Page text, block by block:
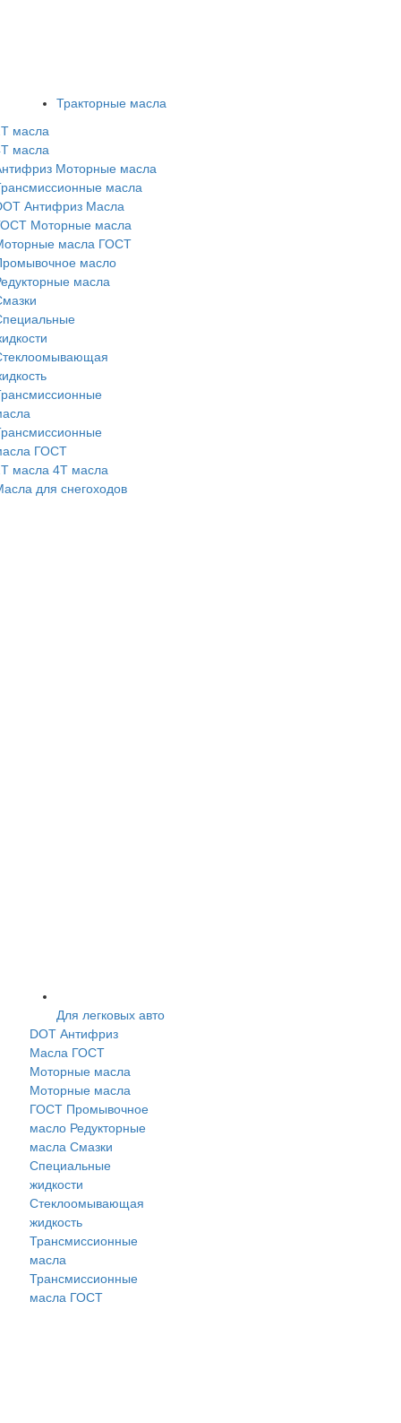
Тракторные масла
масла
масла
Моторные масла
масла
Антифриз Масла
Моторные масла
масла ГОСТ
масло
масла
ГОСТ
масла 4Т масла
для снегоходов
Для легковых авто
DOT Антифриз
Масла ГОСТ
Моторные масла
Моторные масла
ГОСТ Промывочное
масло Редукторные
масла Смазки
Специальные
жидкости
Стеклоомывающая
жидкость
Трансмиссионные
масла
Трансмиссионные
масла ГОСТ